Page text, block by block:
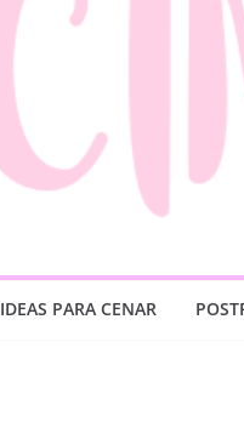
IDEAS PARA CENAR